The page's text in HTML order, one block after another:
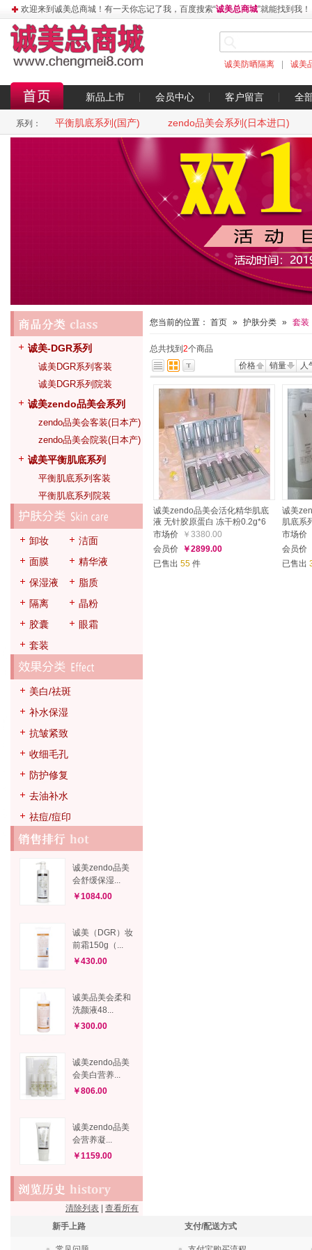
欢迎来到诚美总商城！有一天你忘记了我，百度搜索“诚美总商城”就能找到我！
诚美防晒隔离 诚美
新品上市 会员中心 客户留言 全
系列： 平衡肌底系列(国产) zendo品美会系列(日本进口)
您当前的位置： 首页 » 护肤分类 » 套装
总共找到 2个商品
价格
销量 人
诚美zendo品美会活化精华肌底
液 无针胶原蛋白 冻干粉0.2g*6
瓶/10ml*6瓶
市场价
￥3380.00
会员价
￥2899.00
已售出 55 件
诚美
肌底系
市场价
会员价
已售出
诚美-DGR系列
诚美DGR系列客装
诚美DGR系列院装
诚美zendo品美会系列
zendo品美会客装(日本产)
zendo品美会院装(日本产)
诚美平衡肌底系列
平衡肌底系列客装
平衡肌底系列院装
卸妆
洁面
面膜
精华液
保湿液
脂质
隔离
晶粉
胶囊
眼霜
套装
美白/祛斑
补水保湿
抗皱紧致
收细毛孔
防护修复
去油补水
祛痘/痘印
诚美zendo品美
会舒缓保湿...
￥1084.00
诚美（DGR）妆
前霜150g（...
￥430.00
诚美品美会柔和
洗颜液48...
￥300.00
诚美zendo品美
会美白营养...
￥806.00
诚美zendo品美
会营养凝...
￥1159.00
清除列表
查看所有
新手上路
支付/配送方式